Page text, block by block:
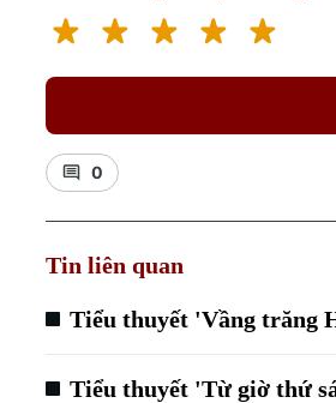
0
Tin liên quan
Tiểu thuyết 'Vầng trăng
Tiểu thuyết 'Từ giờ thứ